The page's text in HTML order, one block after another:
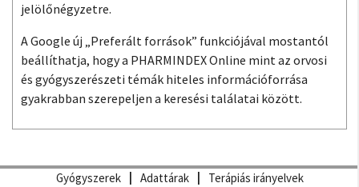
jelölőnégyzetre.
A Google új „Preferált források” funkciójával mostantól
beállíthatja, hogy a PHARMINDEX Online mint az orvosi
és gyógyszerészeti témák hiteles információforrása
gyakrabban szerepeljen a keresési találatai között.
Gyógyszerek Adattárak
Terápiás irányelvek